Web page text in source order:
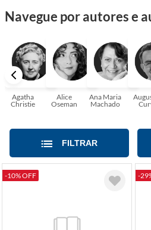
e tenha a oportunidade de
passe um tempo no mundo
transforma vidas e estamos aqui
sua! Tenha certeza, temos o
Navegue por autores e
Agatha
Christie
Alice
Oseman
Ana Maria
Machado
FILTRAR
-10% OFF -